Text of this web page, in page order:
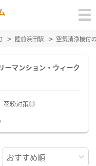
陸前浜田駅 空気清浄機付
ーマンション・ウィーク
花粉対策◎